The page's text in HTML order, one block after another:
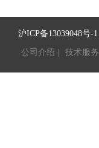
沪ICP备13039048号-1
公司介绍 | 技术服务